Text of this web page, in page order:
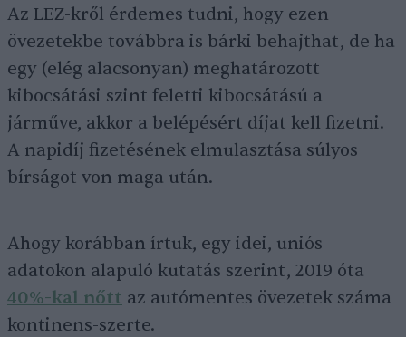
Az LEZ-kről érdemes tudni, hogy ezen
övezetekbe továbbra is bárki behajthat, de ha
egy (elég alacsonyan) meghatározott
kibocsátási szint feletti kibocsátású a
járműve, akkor a belépésért díjat kell fizetni.
A napidíj fizetésének elmulasztása súlyos
bírságot von maga után.
Ahogy korábban írtuk, egy idei, uniós
adatokon alapuló kutatás szerint, 2019 óta
40%-kal nőtt az autómentes övezetek száma
kontinens-szerte.